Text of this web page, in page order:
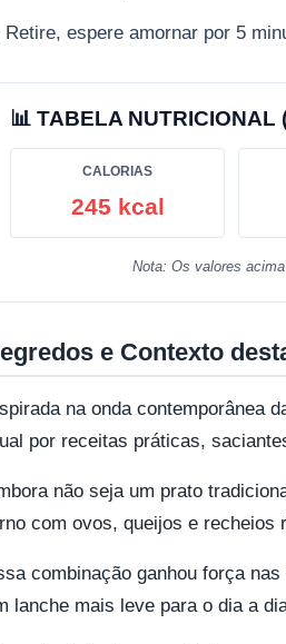
Retire, espere amornar por 5
📊 TABELA NUTRICIONAL
CALORIAS
245 kcal
Nota: Os valores
e Contexto
na onda contemporânea
por receitas práticas,
não seja um prato
com ovos, queijos e recheios
combinação ganhou força
lanche mais leve para o dia a